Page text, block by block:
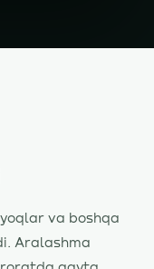
va boshqa
Aralashma